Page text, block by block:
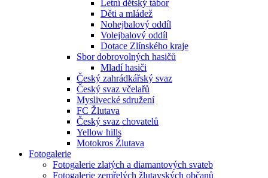
Letní dětský tábor
Děti a mládež
Nohejbalový oddíl
Volejbalový oddíl
Dotace Zlínského kraje
Sbor dobrovolných hasičů
Mladí hasiči
Český zahrádkářský svaz
Český svaz včelařů
Myslivecké sdružení
FC Žlutava
Český svaz chovatelů
Yellow hills
Motokros Žlutava
Fotogalerie
Fotogalerie zlatých a diamantových svateb
Fotogalerie zemřelých žlutavských občanů